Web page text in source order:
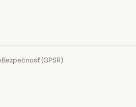
Bezpečnosť (GPSR)